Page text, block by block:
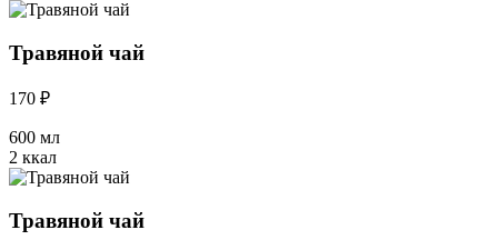
Травяной чай
170 ₽
600 мл
2 ккал
Травяной чай